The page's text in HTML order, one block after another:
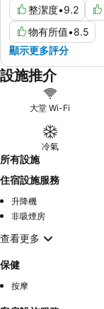
整潔度•9.2
物有所值•8.5
顯示更多評分
設施推介
大堂 Wi-Fi
冷氣
所有設施
住宿設施服務
升降機
非吸煙房
查看更多
保健
按摩